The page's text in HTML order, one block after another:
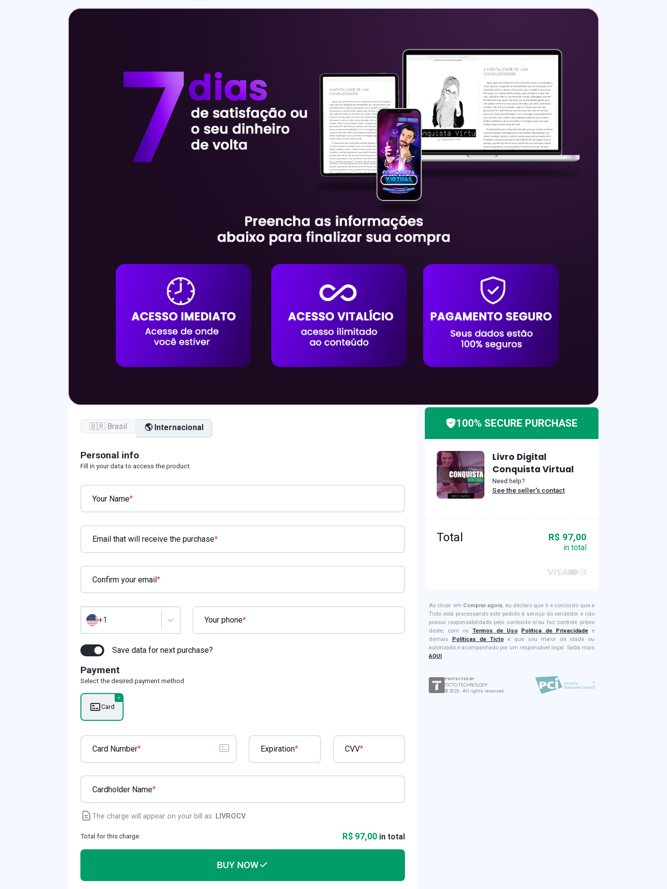
🇧🇷 Brasil 🌎 Internacional
Personal info
Fill in your data to access the product.
Your Name*
Email that will receive the purchase*
Confirm your email*
+1 Your phone*
Save data for next purchase?
Payment
Select the desired payment method
Card
Card Number* Expiration* CVV*
Cardholder Name*
The charge will appear on your bill as: LIVROCV
Total for this charge: R$ 97,00 in total
BUY NOW
100% SECURE PURCHASE
Livro Digital
Conquista Virtual
Need help?
See the seller's contact
Total R$ 97,00
in total
Ao clicar em Comprar agora, eu declaro que li e concordo que a
Ticto está processando este pedido à serviço do vendedor e não
possui responsabilidade pelo conteúdo e/ou faz controle prévio
deste; com os Termos de Uso Política de Privacidadee
demais
Políticas da Tictoe que sou maior de idade ou
autorizado e acompanhado por um responsável legal. Saiba mais
AQUI.
PROTECTED BY
TICTO TECHNOLOGY
©2026- All rights reserved